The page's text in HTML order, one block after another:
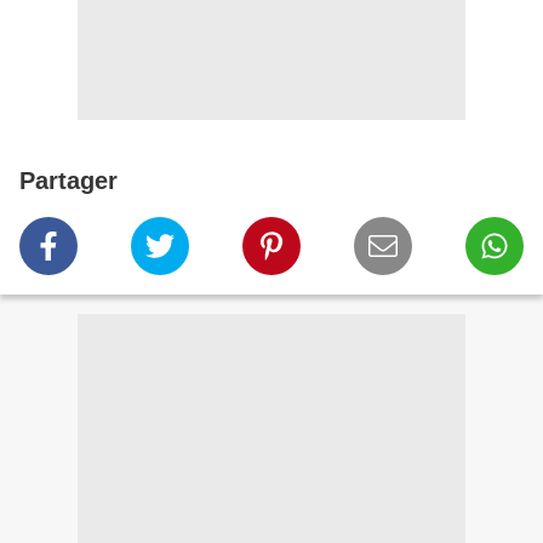
Partager